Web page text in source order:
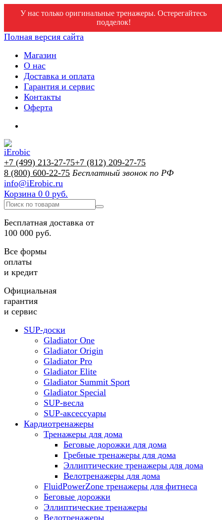
У нас только оригинальные тренажеры. Остерегайтесь
подделок!
Полная версия сайта
Магазин
О нас
Доставка и оплата
Гарантия и сервис
Контакты
Оферта
+7 (499) 213-27-75+7 (812) 209-27-75
8 (800) 600-22-75 Бесплатный звонок по РФ
info@iErobic.ru
Корзина 0 0 руб.
Бесплатная доставка от
100 000 руб.
Все формы
оплаты
и кредит
Официальная
гарантия
и сервис
SUP-доски
Gladiator One
Gladiator Origin
Gladiator Pro
Gladiator Elite
Gladiator Summit Sport
Gladiator Special
SUP-весла
SUP-аксессуары
Кардиотренажеры
Тренажеры для дома
Беговые дорожки для дома
Гребные тренажеры для дома
Эллиптические тренажеры для дома
Велотренажеры для дома
FluidPowerZone тренажеры для фитнеса
Беговые дорожки
Эллиптические тренажеры
Велотренажеры